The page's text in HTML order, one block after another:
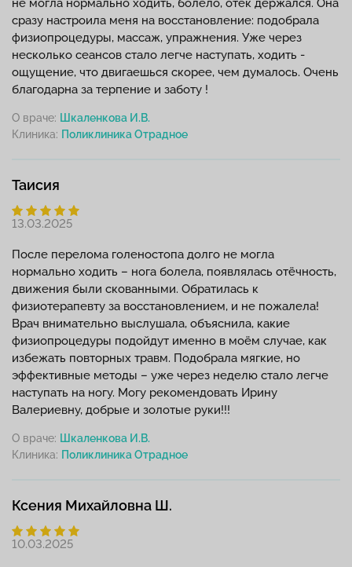
не могла нормально ходить, болело, отек держался. Она
сразу настроила меня на восстановление: подобрала
физиопроцедуры, массаж, упражнения. Уже через
несколько сеансов стало легче наступать, ходить -
ощущение, что двигаешься скорее, чем думалось. Очень
благодарна за терпение и заботу !
О враче: Шкаленкова И.В.
Клиника:
Таисия
13.03.2025
После перелома голеностопа долго не могла
нормально ходить – нога болела, появлялась отёчность,
движения были скованными. Обратилась к
физиотерапевту за восстановлением, и не пожалела!
Врач внимательно выслушала, объяснила, какие
физиопроцедуры подойдут именно в моём случае, как
избежать повторных травм. Подобрала мягкие, но
эффективные методы – уже через неделю стало легче
наступать на ногу. Могу рекомендовать Ирину
Валериевну, добрые и золотые руки!!!
О враче: Шкаленкова И.В.
Клиника:
Ксения Михайловна Ш.
10.03.2025